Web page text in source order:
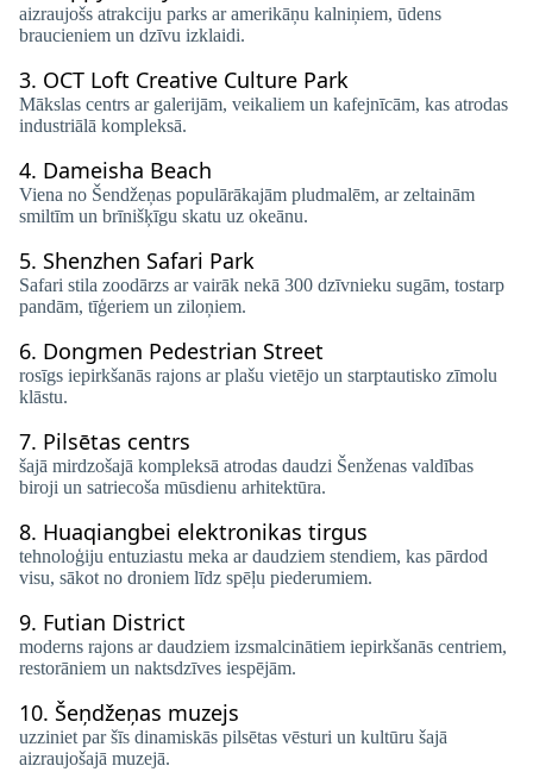
aizraujošs atrakciju parks ar amerikāņu kalniņiem, ūdens
braucieniem un dzīvu izklaidi.
3. OCT Loft Creative Culture Park
Mākslas centrs ar galerijām, veikaliem un kafejnīcām, kas atrodas
industriālā kompleksā.
4. Dameisha Beach
Viena no Šendžeņas populārākajām pludmalēm, ar zeltainām
smiltīm un brīnišķīgu skatu uz okeānu.
5. Shenzhen Safari Park
Safari stila zoodārzs ar vairāk nekā 300 dzīvnieku sugām, tostarp
pandām, tīģeriem un ziloņiem.
6. Dongmen Pedestrian Street
rosīgs iepirkšanās rajons ar plašu vietējo un starptautisko zīmolu
klāstu.
7. Pilsētas centrs
šajā mirdzošajā kompleksā atrodas daudzi Šenženas valdības
biroji un satriecoša mūsdienu arhitektūra.
8. Huaqiangbei elektronikas tirgus
tehnoloģiju entuziastu meka ar daudziem stendiem, kas pārdod
visu, sākot no droniem līdz spēļu piederumiem.
9. Futian District
moderns rajons ar daudziem izsmalcinātiem iepirkšanās centriem,
restorāniem un naktsdzīves iespējām.
10. Šeņdžeņas muzejs
uzziniet par šīs dinamiskās pilsētas vēsturi un kultūru šajā
aizraujošajā muzejā.